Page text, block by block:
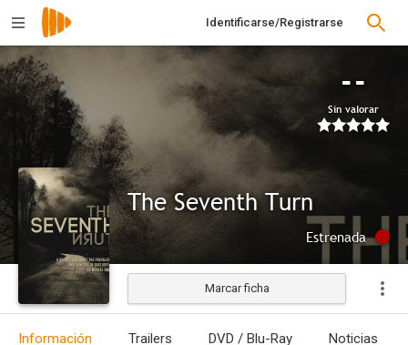
Identificarse/Registrarse
--
Sin valorar
The Seventh Turn
Estrenada
Marcar ficha
Información Trailers DVD / Blu-Ray Noticias